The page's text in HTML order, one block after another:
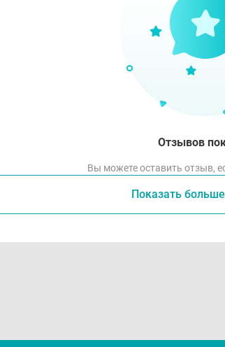
Снижение
Способ
Отзывов
Вы можете оставить отзыв,
Показать больше